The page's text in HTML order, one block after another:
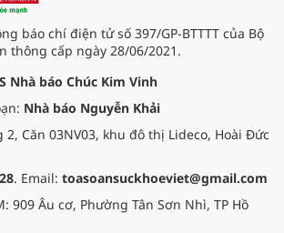
báo chí điện tử số 397/GP-BTTTT của Bộ
thông cấp ngày 28/06/2021.
Nhà báo Chúc Kim Vinh
Nhà báo Nguyễn Khải
2, Căn 03NV03, khu đô thị Lideco, Hoài Đức
. Email: toasoansuckhoeviet@gmail.com
909 Âu cơ, Phường Tân Sơn Nhì, TP Hồ